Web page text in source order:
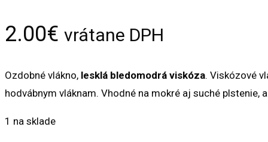
2.00€ vrátane DPH
Ozdobné vlákno, lesklá bledomodrá viskóza. Viskózové
hodvábnym vláknam. Vhodné na mokré aj suché plstenie,
1 na sklade